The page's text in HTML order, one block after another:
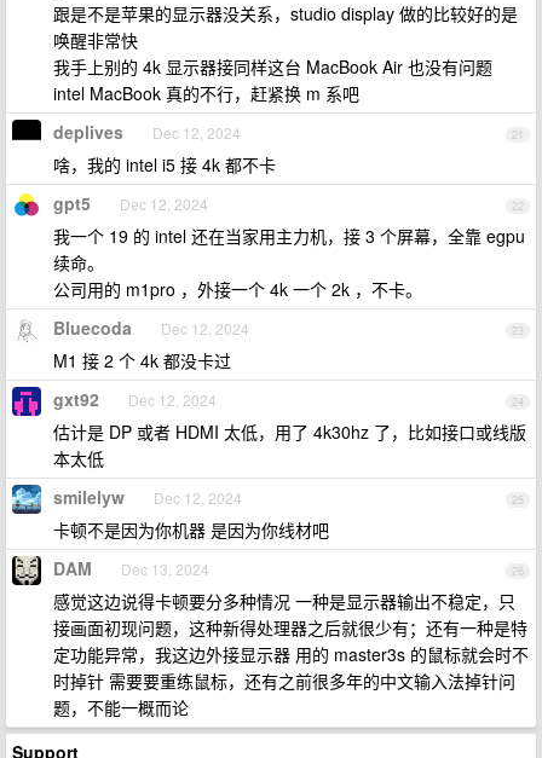
跟是不是苹果的显示器没关系，studio display 做的比较好的是
唤醒非常快
我手上别的 4k 显示器接同样这台 MacBook Air 也没有问题
intel MacBook 真的不行，赶紧换 m 系吧
21
deplives Dec 12, 2024
啥，我的 intel i5 接 4k 都不卡
22
gpt5 Dec 12, 2024
我一个 19 的 intel 还在当家用主力机，接 3 个屏幕，全靠 egpu
续命。
公司用的 m1pro ，外接一个 4k 一个 2k ，不卡。
23
Bluecoda Dec 12, 2024
M1 接 2 个 4k 都没卡过
24
gxt92 Dec 12, 2024
估计是 DP 或者 HDMI 太低，用了 4k30hz 了，比如接口或线版
本太低
25
smilelyw Dec 12, 2024
卡顿不是因为你机器 是因为你线材吧
26
DAM Dec 13, 2024
感觉这边说得卡顿要分多种情况 一种是显示器输出不稳定，只
接画面初现问题，这种新得处理器之后就很少有；还有一种是特
定功能异常，我这边外接显示器 用的 master3s 的鼠标就会时不
时掉针 需要要重练鼠标，还有之前很多年的中文输入法掉针问
题，不能一概而论
Support